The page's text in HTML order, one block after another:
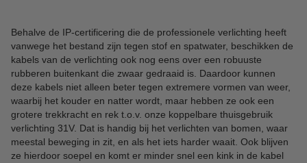
Behalve de IP-certificering die de professionele verlichting heeft
vanwege het bestand zijn tegen stof en spatwater, beschikken de
kabels van de verlichting ook nog eens over een robuuste
rubberen buitenkant die zwaar gedraaid is. Daardoor kunnen
deze kabels niet alleen beter tegen extremere vormen van weer,
waarbij het kouder en natter wordt, maar hebben ze ook een
grotere trekkracht en rek t.o.v. onze koppelbare thuisgebruik
verlichting 31V. Dat is handig bij het verlichten van bomen, waar
meestal beweging in zit, en als het iets harder waait. Ook blijven
ze hierdoor soepel en komt er minder snel een kink in de kabel